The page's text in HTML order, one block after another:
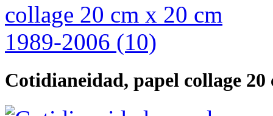
Cotidianeidad, papel collage 20